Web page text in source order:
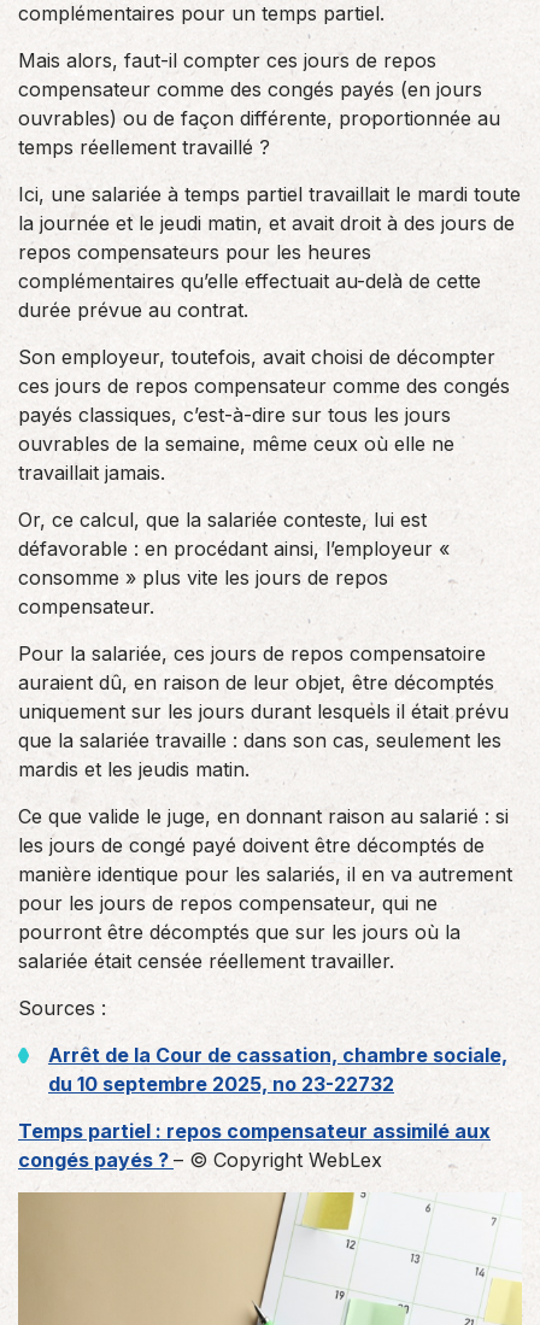
complémentaires pour un temps partiel.
Mais alors, faut-il compter ces jours de repos
compensateur comme des congés payés (en jours
ouvrables) ou de façon différente, proportionnée au
temps réellement travaillé ?
Ici, une salariée à temps partiel travaillait le mardi toute
la journée et le jeudi matin, et avait droit à des jours de
repos compensateurs pour les heures
complémentaires qu’elle effectuait au-delà de cette
durée prévue au contrat.
Son employeur, toutefois, avait choisi de décompter
ces jours de repos compensateur comme des congés
payés classiques, c’est-à-dire sur tous les jours
ouvrables de la semaine, même ceux où elle ne
travaillait jamais.
Or, ce calcul, que la salariée conteste, lui est
défavorable : en procédant ainsi, l’employeur «
consomme » plus vite les jours de repos
compensateur.
Pour la salariée, ces jours de repos compensatoire
auraient dû, en raison de leur objet, être décomptés
uniquement sur les jours durant lesquels il était prévu
que la salariée travaille : dans son cas, seulement les
mardis et les jeudis matin.
Ce que valide le juge, en donnant raison au salarié : si
les jours de congé payé doivent être décomptés de
manière identique pour les salariés, il en va autrement
pour les jours de repos compensateur, qui ne
pourront être décomptés que sur les jours où la
salariée était censée réellement travailler.
Sources :
Arrêt de la Cour de cassation, chambre sociale,
du 10 septembre 2025, no 23-22732
Temps partiel : repos compensateur assimilé aux
congés payés ? – © Copyright WebLex